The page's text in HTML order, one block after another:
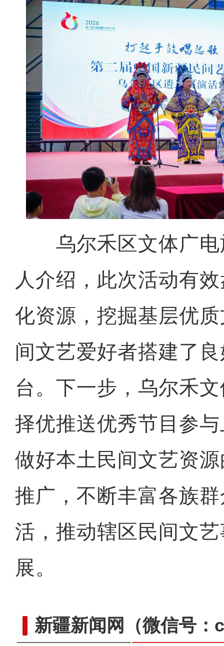
乌尔禾区文体广电
人介绍，此次活动有
化资源，挖掘基层优
间文艺爱好者搭建了
台。下一步，乌尔禾
择优推送优秀节目参
做好本土民间文艺资
推广，不断丰富各族
活，推动辖区民间文
展。
新疆新闻网 （微信号